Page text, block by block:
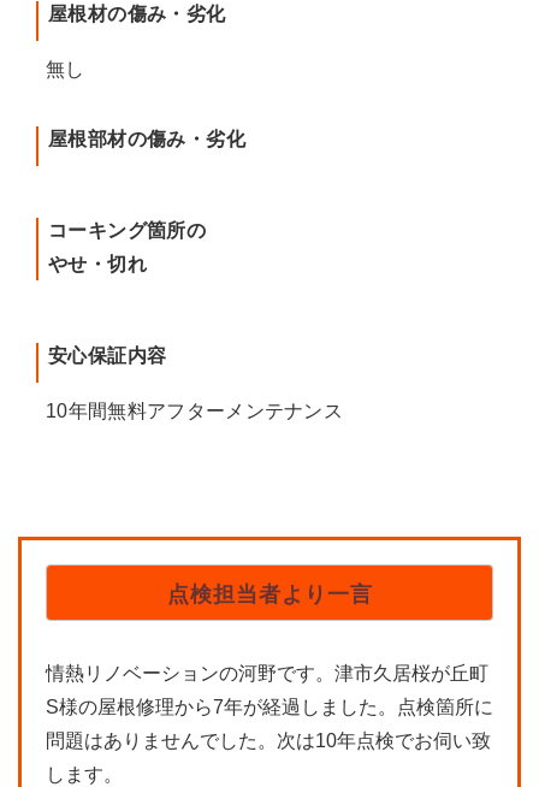
屋根材の傷み・劣化
無し
屋根部材の傷み・劣化
コーキング箇所の
やせ・切れ
安心保証内容
10年間無料アフターメンテナンス
点検担当者より一言
情熱リノベーションの河野です。津市久居桜が丘町
S様の屋根修理から7年が経過しました。点検箇所に
問題はありませんでした。次は10年点検でお伺い致
します。